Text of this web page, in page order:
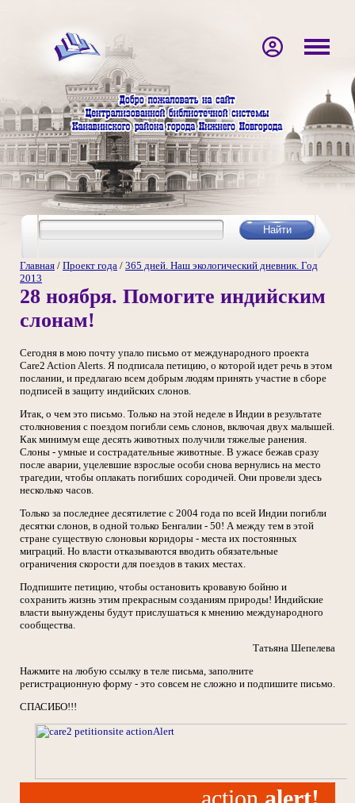
Главная / Проект года / 365 дней. Наш экологический дневник. Год
2013
28 ноября. Помогите индийским
слонам!
Сегодня в мою почту упало письмо от международного проекта
Care2 Action Alerts. Я подписала петицию, о которой идет речь в этом
послании, и предлагаю всем добрым людям принять участие в сборе
подписей в защиту индийских слонов.
Итак, о чем это письмо. Только на этой неделе в Индии в результате
столкновения с поездом погибли семь слонов, включая двух малышей.
Как минимум еще десять животных получили тяжелые ранения.
Слоны - умные и сострадательные животные. В ужасе бежав сразу
после аварии, уцелевшие взрослые особи снова вернулись на место
трагедии, чтобы оплакать погибших сородичей. Они провели здесь
несколько часов.
Только за последнее десятилетие с 2004 года по всей Индии погибли
десятки слонов, в одной только Бенгалии - 50! А между тем в этой
стране существую слоновьи коридоры - места их постоянных
миграций. Но власти отказываются вводить обязательные
ограничения скорости для поездов в таких местах.
Подпишите петицию, чтобы остановить кровавую бойню и
сохранить жизнь этим прекрасным созданиям природы! Индийские
власти вынуждены будут прислушаться к мнению международного
сообщества.
Татьяна Шепелева
Нажмите на любую ссылку в теле письма, заполните
регистрационную форму - это совсем не сложно и подпишите письмо.
СПАСИБО!!!